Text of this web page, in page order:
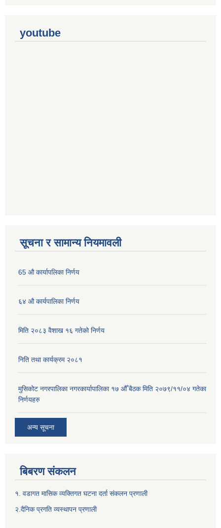
youtube
सूचना र सामान्य नियमावली
65 औ कार्यापलिका निर्णय
६४ औ कार्यपालिका निर्णय
मिति २०८३ वैशाख १६ गतेको निर्णय
निति तथा कार्यक्रम २०८१
मुसिकोट नगरपालिका नगरकार्यापालिका १७ औँ बैठक मिति २०७९/११/०४ गतेका
निर्णयहरु
अन्य सूचना
बिबरण संकलन
१. वडागत मासिक व्यक्तिगत घटना दर्ता संकलन प्रणाली
२.दैनिक प्रगति व्यस्थापन प्रणाली